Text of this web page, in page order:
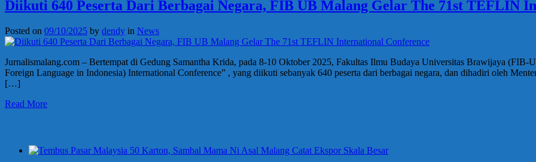
Diikuti 640 Peserta Dari Berbagai Negara, FIB UB Malang Gelar The 71st TEFLIN
Posted on 09/10/2025 by dendy in News
Jurnalismalang.com – Bertempat di Gedung Samantha Krida, pada 8-10 Oktober 2025, Fakultas Ilmu Budaya Universitas Brawijaya
Foreign Language in Indonesia) International Conference” , yang diikuti sebanyak 640 peserta dari berbagai negara, dan dihadiri oleh
[…]
Read More